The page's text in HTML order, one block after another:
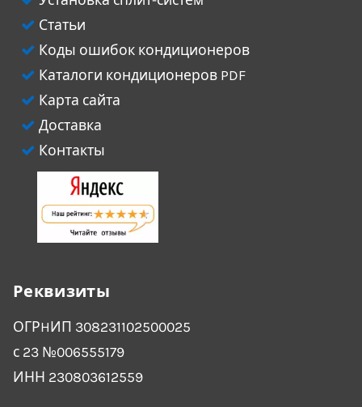
Статьи
Коды ошибок кондиционеров
Каталоги кондиционеров PDF
Карта сайта
Доставка
Контакты
Реквизиты
ОГРHИП 308231102500025
с 23 №006555179
ИНН 230803612559